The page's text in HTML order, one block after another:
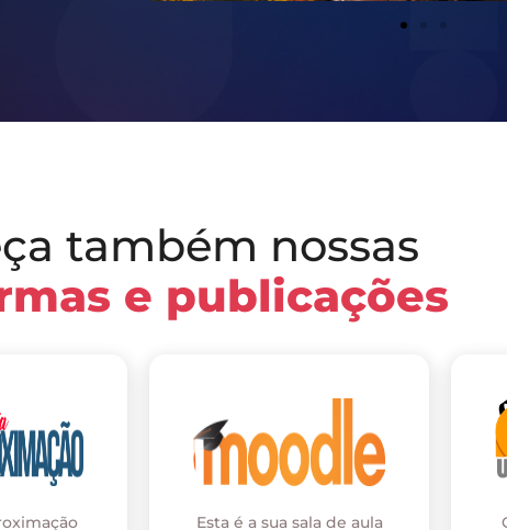
também nossas
e publicações
Esta é a sua sala de aula